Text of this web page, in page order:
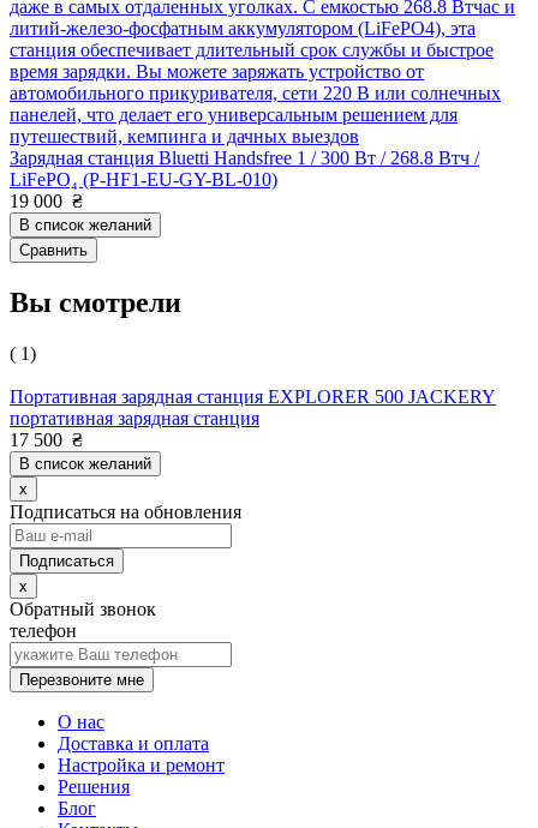
даже в самых отдаленных уголках. С емкостью 268.8 Втчас и
литий-железо-фосфатным аккумулятором (LiFePO4), эта
станция обеспечивает длительный срок службы и быстрое
время зарядки. Вы можете заряжать устройство от
автомобильного прикуривателя, сети 220 В или солнечных
панелей, что делает его универсальным решением для
путешествий, кемпинга и дачных выездов
Зарядная станция Bluetti Handsfree 1 / 300 Вт / 268.8 Втч /
LiFePO₄ (P-HF1-EU-GY-BL-010)
19 000 ₴
В список желаний
Сравнить
Вы смотрели
( 1)
Портативная зарядная станция EXPLORER 500 JACKERY
портативная зарядная станция
17 500 ₴
В список желаний
x
Подписаться на обновления
x
Обратный звонок
телефон
Перезвоните мне
О нас
Доставка и оплата
Настройка и ремонт
Решения
Блог